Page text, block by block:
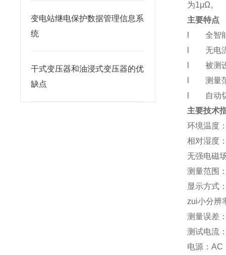
变电站继电保护数据管理信息系
统
干式变压器和油浸式变压器的优
缺点
为1μΩ。
主要特点
l 全智能
l 无电流
l 被测设
l 测量范
l 自动切
主要技术
环境温度
相对湿度
无强电磁
测量范围
显示方式
zui小分辨
测量误差
测试电流
电源：